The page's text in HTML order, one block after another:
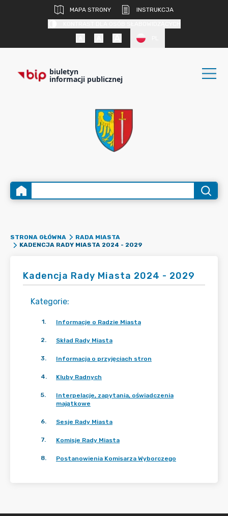
MAPA STRONY
INSTRUKCJA
biuletyn
informacji publicznej
STRONA GŁÓWNA
RADA MIASTA
KADENCJA RADY MIASTA 2024 - 2029
Kadencja Rady Miasta 2024 - 2029
Kategorie:
1. Informacje o Radzie Miasta
2. Skład Rady Miasta
3. Informacja o przyjęciach stron
4. Kluby Radnych
5.
Interpelacje, zapytania, oświadczenia
majątkowe
6. Sesje Rady Miasta
7. Komisje Rady Miasta
8. Postanowienia Komisarza Wyborczego